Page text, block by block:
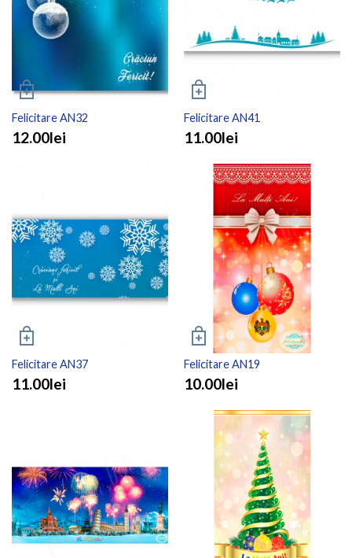
Felicitare AN32
12.00lei
Felicitare AN41
11.00lei
Felicitare AN37
11.00lei
Felicitare AN19
10.00lei